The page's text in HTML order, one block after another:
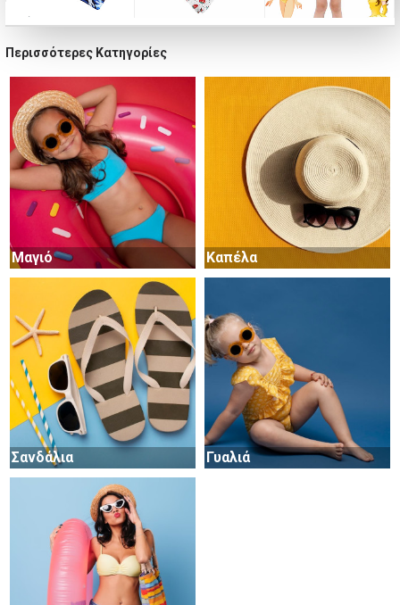
Περισσότερες Κατηγορίες
Μαγιό Καπέλα
Σανδάλια Γυαλιά